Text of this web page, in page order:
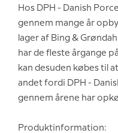
Hos DPH - Danish
gennem mange år
lager af Bing &
har de fleste årgange
kan desuden købes til
andet fordi DPH -
gennem årene har
Produktinformation: